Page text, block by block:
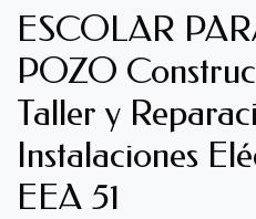
ESCOLAR
POZO
Taller y
Instalaciones
EEA 51